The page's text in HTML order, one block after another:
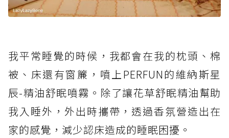
我平常睡覺的時候，我都會在我的枕頭、棉
被、床還有窗簾，噴上PERFUN的維納斯星
辰-精油舒眠噴霧。除了讓花草舒眠精油幫助
我入睡外，外出時攜帶，透過香氛營造出在
家的感覺，減少認床造成的睡眠困擾。